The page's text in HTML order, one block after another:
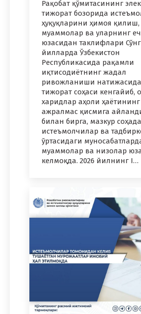
Рақобат қўмитасининг
тижорат бозорида
ҳуқуқларини ҳимоя
муаммолар ва уларнинг
юзасидан таклифлари
йилларда Ўзбекистон
Республикасида рақамли
иқтисодиётнинг жадал
ривожланиши натижасида
тижорат соҳаси кенгайиб,
харидлар аҳоли ҳаётининг
ажралмас қисмига
билан бирга, мазкур соҳада
истеъмолчилар ва
ўртасидаги
муаммолар ва низолар
келмоқда. 2026 йилнинг I…